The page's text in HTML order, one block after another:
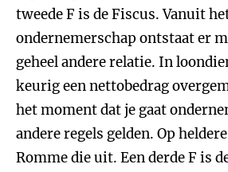
tweede F is de Fiscus. Vanuit
ondernemerschap ontstaat er
geheel andere relatie. In
keurig een nettobedrag
het moment dat je gaat
andere regels gelden. Op
Romme die uit. Een derde F is